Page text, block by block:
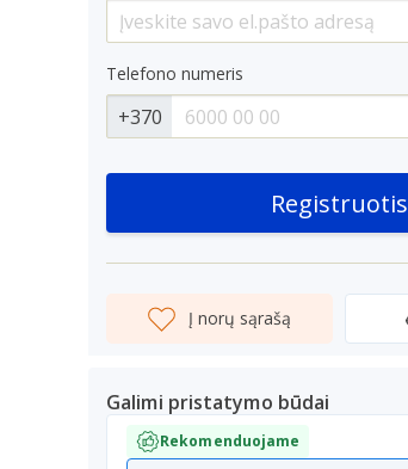
Telefono numeris
+370
Registruotis
Į norų sąrašą
Galimi pristatymo būdai
Rekomenduojame